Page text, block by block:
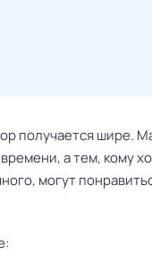
получается шире.
а тем, кому
могут